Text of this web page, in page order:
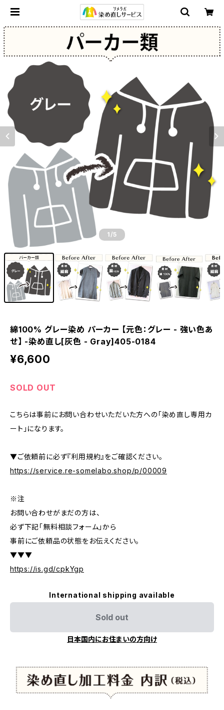
1 /5
綿100% グレー染め パーカー 【元色：グレー - 強い色あ
せ】 -染め直し[灰色 - Gray]405-0184
¥6,600
SOLD OUT
こちらは事前にお問い合わせいただいた方への「染め直し専用カ
ート」になります。
▼ご依頼前に必ず『利用規約』をご確認ください。
https://service.re-somelabo.shop/p/00009
※注
お問い合わせがまだの方は、
必ず下記「無料相談フォーム」から
事前にご依頼品の状態をお伝えください。
▼▼▼
https://is.gd/cpkYgp
International shipping available
Sold out
日本国内にお住まいの方向け